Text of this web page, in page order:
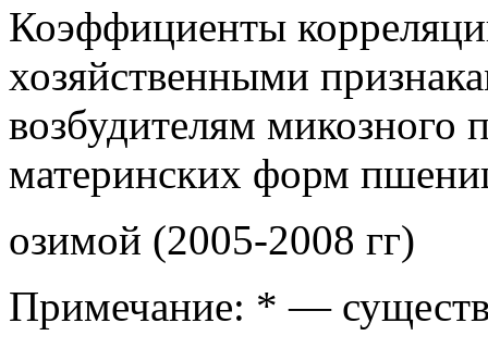
Коэффициенты
хозяйственными
возбудителям микозного
материнских форм
озимой (2005-2008 гг)
Примечание: * —